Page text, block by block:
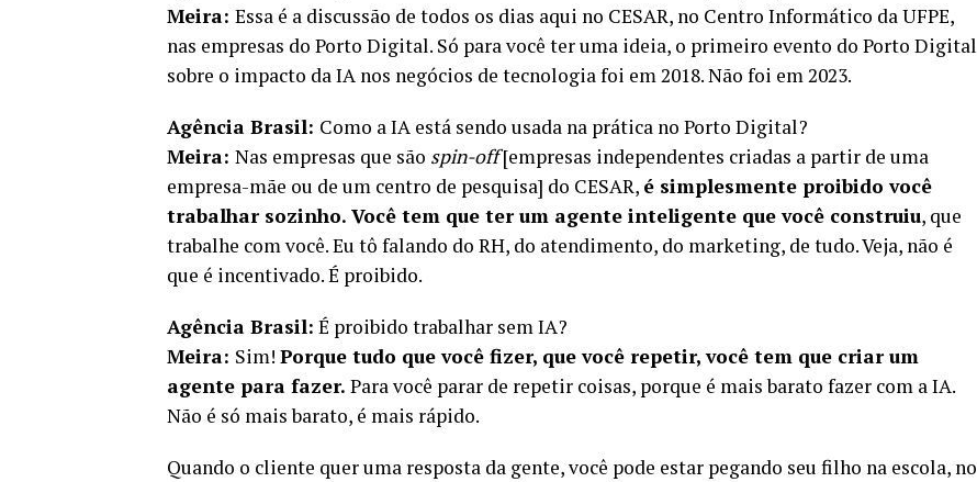
Meira: Essa é a discussão de todos os dias aqui no CESAR, no Centro Informático da UFPE,
nas empresas do Porto Digital. Só para você ter uma ideia, o primeiro evento do Porto Digital
sobre o impacto da IA nos negócios de tecnologia foi em 2018. Não foi em 2023.
Agência Brasil: Como a IA está sendo usada na prática no Porto Digital?
Meira: Nas empresas que são spin-off[empresas independentes criadas a partir de uma
empresa-mãe ou de um centro de pesquisa] do CESAR, é simplesmente proibido você
trabalhar sozinho. Você tem que ter um agente inteligente que você construiu, que
trabalhe com você. Eu tô falando do RH, do atendimento, do marketing, de tudo. Veja, não é
que é incentivado. É proibido.
Agência Brasil: É proibido trabalhar sem IA?
Meira: Sim! Porque tudo que você fizer, que você repetir, você tem que criar um
agente para fazer. Para você parar de repetir coisas, porque é mais barato fazer com a IA.
Não é só mais barato, é mais rápido.
Quando o cliente quer uma resposta da gente, você pode estar pegando seu filho na escola, no